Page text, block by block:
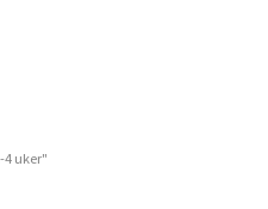
4 uker"